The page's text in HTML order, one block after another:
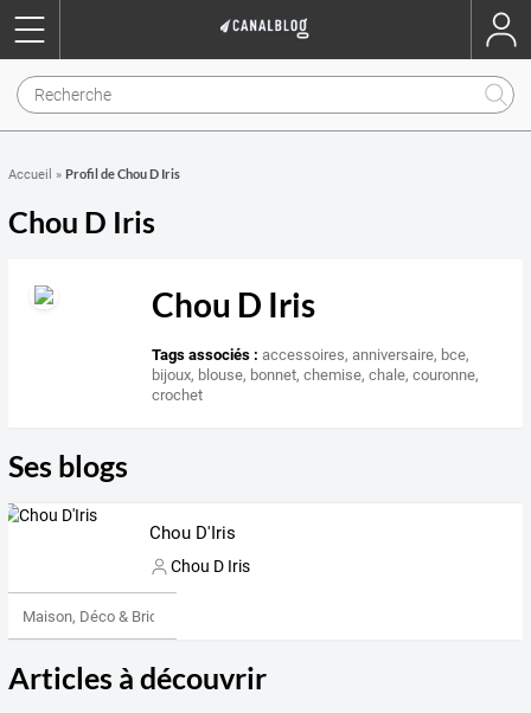
Accueil » Profil de Chou D Iris
Chou D Iris
Chou D Iris
Tags associés : accessoires,anniversaire, bce,
bijoux, blouse, bonnet,chemise,chale,couronne,
crochet
Ses blogs
Chou D'Iris
Chou D Iris
Maison, Déco & Bricolage
Articles à découvrir